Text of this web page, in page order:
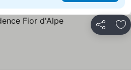
シェア お